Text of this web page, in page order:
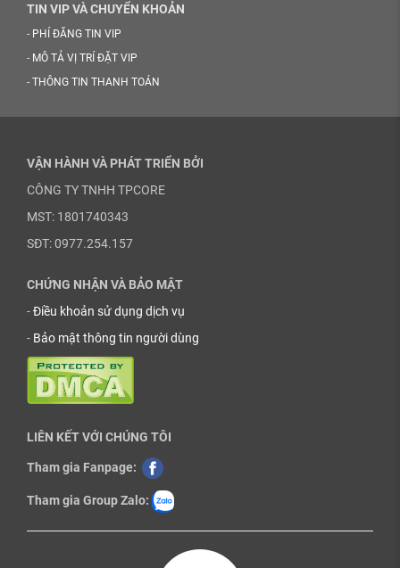
TIN VIP VÀ CHUYỂN KHOẢN
- PHÍ ĐĂNG TIN VIP
- MÔ TẢ VỊ TRÍ ĐẶT VIP
- THÔNG TIN THANH TOÁN
VẬN HÀNH VÀ PHÁT TRIỂN BỞI
CÔNG TY TNHH TPCORE
MST: 1801740343
SĐT: 0977.254.157
CHỨNG NHẬN VÀ BẢO MẬT
-Điều khoản sử dụng dịch vụ
- Bảo mật thông tin người dùng
LIÊN KẾT VỚI CHÚNG TÔI
Tham gia Fanpage:
Tham gia Group Zalo: